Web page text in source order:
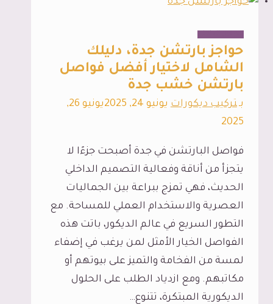
حواجز بارتشن جدة، دليلك
الشامل لاختيار أفضل فواصل
بارتشن خشب جدة
بـتركيب ديكورات يونيو 24, 2025
يونيو 26,
2025
فواصل البارتشن في جدة أصبحت جزءًا لا
يتجزأ من أناقة وفعالية التصميم الداخلي
الحديث، فهي تمزج ببراعة بين الجماليات
العصرية والاستخدام العملي للمساحة. مع
التطور السريع في عالم الديكور، باتت هذه
الفواصل الخيار الأمثل لمن يرغب في إضفاء
لمسة من الفخامة والتميز على بيوتهم أو
مكاتبهم. ومع ازدياد الطلب على الحلول
الديكورية المبتكرة، تتنوع…